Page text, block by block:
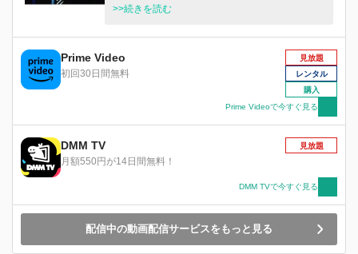
ヴンが、ある日恋をした。相手はなんと男の子で
もちゃんといる。最初は単なる片思いだったが、
次第にジョンもスティーヴンの素直さに惹かれて
いく……。 (C) 1998 GRAPHITE (GET REAL)
LTD. and DISTANT HORIZON LTD. All RIGHTS
>>続きを読む
Prime Video
初回30日間無料
見放題
レンタル
購入
Prime Videoで今すぐ見る
DMM TV
月額550円が14日間無料！
見放題
DMM TVで今すぐ見る
配信中の動画配信サービスをもっと見る